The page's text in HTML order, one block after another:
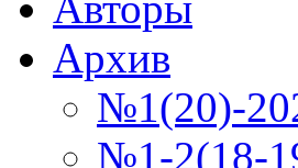
Архив
№1(20)-
№1-2(18-